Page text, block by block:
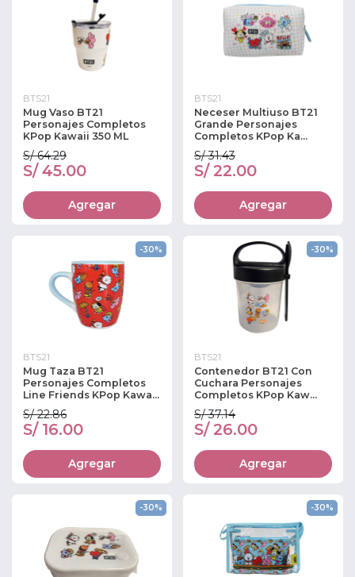
BTS21
Mug Vaso BT21
Personajes Completos
KPop Kawaii 350 ML
S/ 64.29
S/ 45.00
Agregar
BTS21
Neceser Multiuso BT21
Grande Personajes
Completos KPop Ka...
S/ 31.43
S/ 22.00
Agregar
-30%
BTS21
Mug Taza BT21
Personajes Completos
Line Friends KPop Kawa...
S/ 22.86
S/ 16.00
Agregar
-30%
BTS21
Contenedor BT21 Con
Cuchara Personajes
Completos KPop Kaw...
S/ 37.14
S/ 26.00
Agregar
-30% -30%